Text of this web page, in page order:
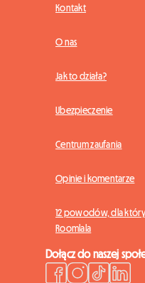
Kontakt
O nas
Jak to działa?
Ubezpieczenie
Centrum zaufania
Opinie i komentarze
12 powodów, dla
Roomlala
Dołącz do naszej